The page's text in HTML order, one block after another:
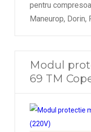
pentru
Maneurop, Dorin,
Modul
69 TM